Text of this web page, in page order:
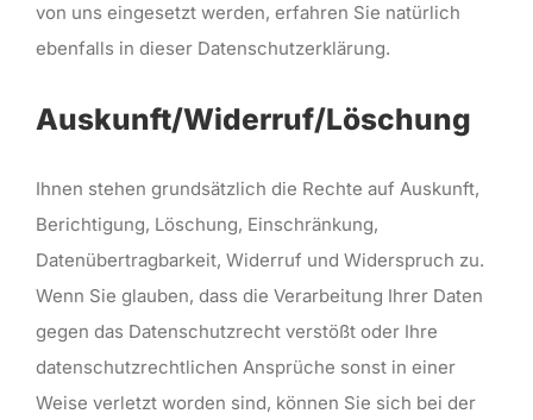
von uns eingesetzt werden, erfahren Sie natürlich
ebenfalls in dieser Datenschutzerklärung.
Auskunft/Widerruf/Löschung
Ihnen stehen grundsätzlich die Rechte auf Auskunft,
Berichtigung, Löschung, Einschränkung,
Datenübertragbarkeit, Widerruf und Widerspruch zu.
Wenn Sie glauben, dass die Verarbeitung Ihrer Daten
gegen das Datenschutzrecht verstößt oder Ihre
datenschutzrechtlichen Ansprüche sonst in einer
Weise verletzt worden sind, können Sie sich bei der